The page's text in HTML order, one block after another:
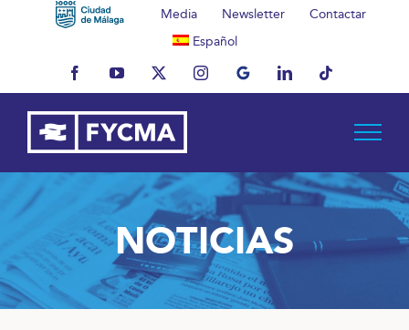
Media Newsletter
Contactar
Español
FacebookYouTubeX InstagramMyBusinessLinkedInTiktok
NOTICIAS